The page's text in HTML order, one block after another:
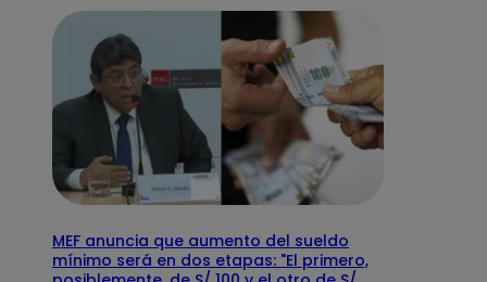
MEF anuncia que aumento del sueldo
mínimo será en dos etapas: "El primero,